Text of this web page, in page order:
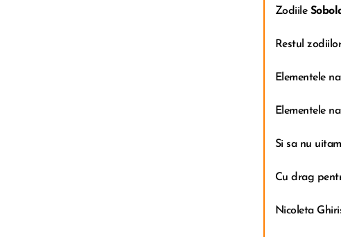
Zodiile
Restul
Elementele
Elementele
Si sa nu
Cu drag
Nicoleta